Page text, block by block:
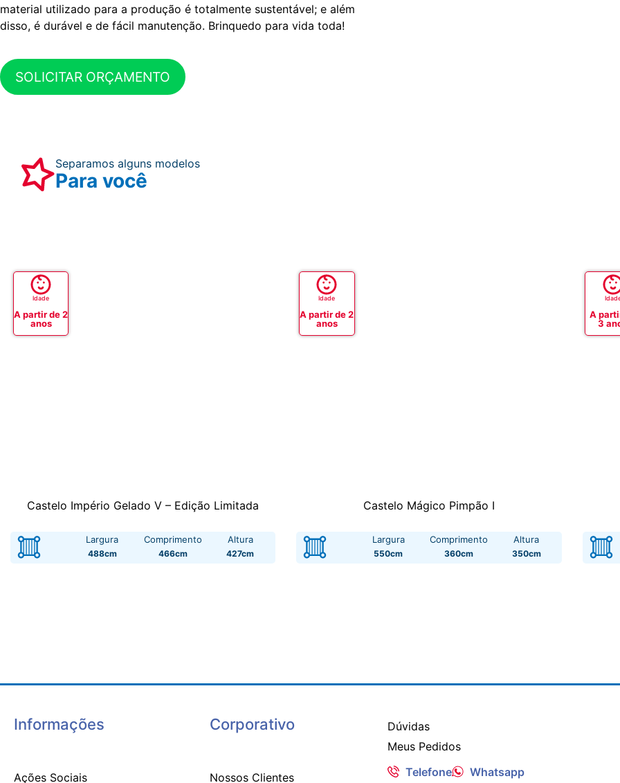
material utilizado para a produção é totalmente sustentável; e além
disso, é durável e de fácil manutenção. Brinquedo para vida toda!
SOLICITAR ORÇAMENTO
Separamos alguns modelos
Para você
Idade
A partir de 2
anos
Castelo Império Gelado V – Edição Limitada
Largura
488cm
Comprimento
466cm
Altura
427cm
Idade
A partir de 2
anos
Castelo Mágico Pimpão I
Largura
550cm
Comprimento
360cm
Altura
350cm
A
3
Informações
Ações Sociais
Corporativo
Nossos Clientes
Dúvidas
Meus Pedidos
Telefone
Whatsapp